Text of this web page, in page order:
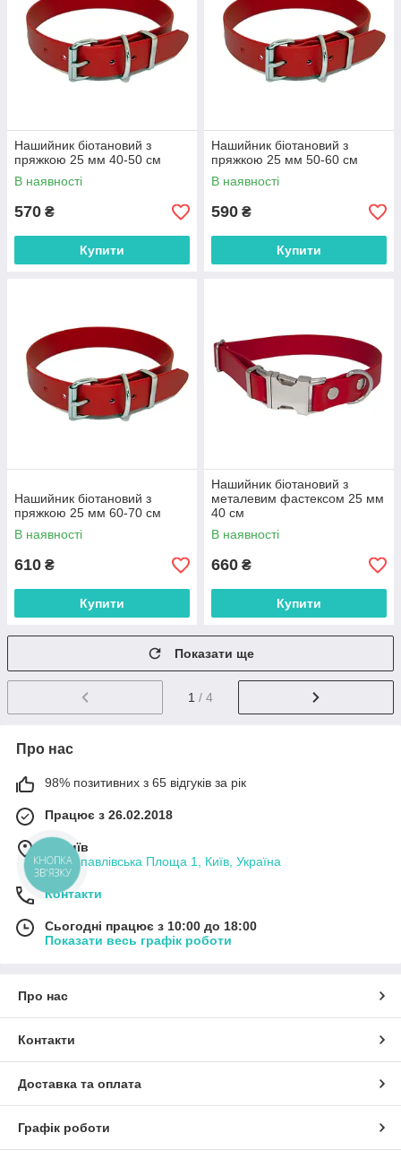
Нашийник біотановий з
пряжкою 25 мм 40-50 см
В наявності
570 ₴
Купити
Нашийник біотановий з
пряжкою 25 мм 50-60 см
В наявності
590 ₴
Купити
Нашийник біотановий з
пряжкою 25 мм 60-70 см
В наявності
610 ₴
Купити
Нашийник біотановий з
металевим фастексом 25 мм
40 см
В наявності
660 ₴
Купити
Показати ще
1 / 4
Про нас
98% позитивних з 65 відгуків за рік
Працює з 26.02.2018
м. Київ
Петропавлівська Площа 1, Київ, Україна
Контакти
Сьогодні працює з 10:00 до 18:00
Показати весь графік роботи
Про нас
Контакти
Доставка та оплата
Графік роботи
КНОПКА
ЗВ'ЯЗКУ